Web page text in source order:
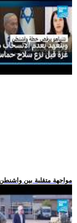
.. مواجهة متقلبة بين